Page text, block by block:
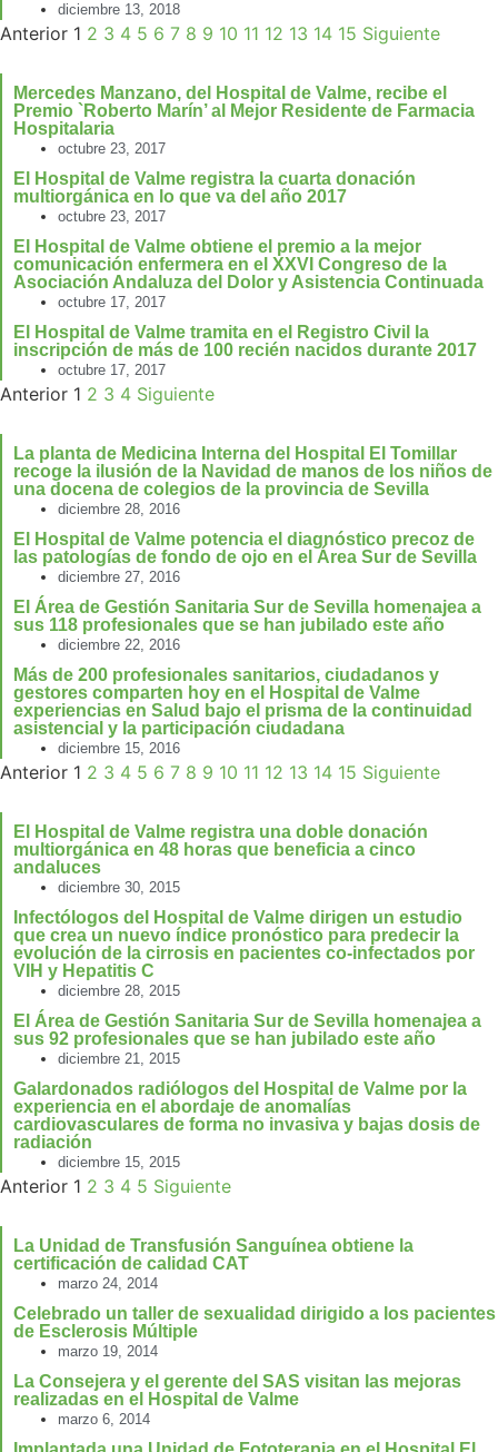
diciembre 13, 2018
Anterior 1 2 3 4 5 6 7 8 9 10 11 12 13 14 15 Siguiente
Mercedes Manzano, del Hospital de Valme, recibe el
Premio `Roberto Marín’ al Mejor Residente de Farmacia
Hospitalaria
octubre 23, 2017
El Hospital de Valme registra la cuarta donación
multiorgánica en lo que va del año 2017
octubre 23, 2017
El Hospital de Valme obtiene el premio a la mejor
comunicación enfermera en el XXVI Congreso de la
Asociación Andaluza del Dolor y Asistencia Continuada
octubre 17, 2017
El Hospital de Valme tramita en el Registro Civil la
inscripción de más de 100 recién nacidos durante 2017
octubre 17, 2017
Anterior 1 2 3 4 Siguiente
La planta de Medicina Interna del Hospital El Tomillar
recoge la ilusión de la Navidad de manos de los niños de
una docena de colegios de la provincia de Sevilla
diciembre 28, 2016
El Hospital de Valme potencia el diagnóstico precoz de
las patologías de fondo de ojo en el Área Sur de Sevilla
diciembre 27, 2016
El Área de Gestión Sanitaria Sur de Sevilla homenajea a
sus 118 profesionales que se han jubilado este año
diciembre 22, 2016
Más de 200 profesionales sanitarios, ciudadanos y
gestores comparten hoy en el Hospital de Valme
experiencias en Salud bajo el prisma de la continuidad
asistencial y la participación ciudadana
diciembre 15, 2016
Anterior 1 2 3 4 5 6 7 8 9 10 11 12 13 14 15 Siguiente
El Hospital de Valme registra una doble donación
multiorgánica en 48 horas que beneficia a cinco
andaluces
diciembre 30, 2015
Infectólogos del Hospital de Valme dirigen un estudio
que crea un nuevo índice pronóstico para predecir la
evolución de la cirrosis en pacientes co-infectados por
VIH y Hepatitis C
diciembre 28, 2015
El Área de Gestión Sanitaria Sur de Sevilla homenajea a
sus 92 profesionales que se han jubilado este año
diciembre 21, 2015
Galardonados radiólogos del Hospital de Valme por la
experiencia en el abordaje de anomalías
cardiovasculares de forma no invasiva y bajas dosis de
radiación
diciembre 15, 2015
Anterior 1 2 3 4 5 Siguiente
La Unidad de Transfusión Sanguínea obtiene la
certificación de calidad CAT
marzo 24, 2014
Celebrado un taller de sexualidad dirigido a los pacientes
de Esclerosis Múltiple
marzo 19, 2014
La Consejera y el gerente del SAS visitan las mejoras
realizadas en el Hospital de Valme
marzo 6, 2014